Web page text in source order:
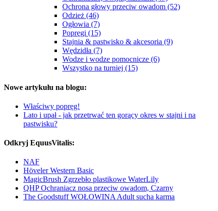
Ochrona głowy przeciw owadom (52)
Odzież (46)
Ogłowia (7)
Popręgi (15)
Stajnia & pastwisko & akcesoria (9)
Wędzidła (7)
Wodze i wodze pomocnicze (6)
Wszystko na turniej (15)
Nowe artykułu na blogu:
Właściwy popręg!
Lato i upał - jak przetrwać ten gorący okres w stajni i na
pastwisku?
Odkryj EquusVitalis:
NAF
Höveler Western Basic
MagicBrush Zgrzebło plastikowe WaterLily
QHP Ochraniacz nosa przeciw owadom, Czarny
The Goodstuff WOŁOWINA Adult sucha karma